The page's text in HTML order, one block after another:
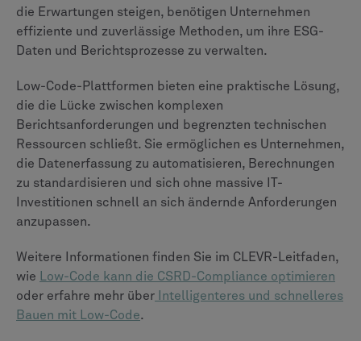
die Erwartungen steigen, benötigen Unternehmen
effiziente und zuverlässige Methoden, um ihre ESG-
Daten und Berichtsprozesse zu verwalten.
Low-Code-Plattformen bieten eine praktische Lösung,
die die Lücke zwischen komplexen
Berichtsanforderungen und begrenzten technischen
Ressourcen schließt. Sie ermöglichen es Unternehmen,
die Datenerfassung zu automatisieren, Berechnungen
zu standardisieren und sich ohne massive IT-
Investitionen schnell an sich ändernde Anforderungen
anzupassen.
Weitere Informationen finden Sie im CLEVR-Leitfaden,
wie
Low-Code kann die CSRD-Compliance optimieren
oder erfahre mehr über Intelligenteres und schnelleres
Bauen mit Low-Code.